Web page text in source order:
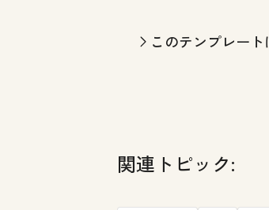
このテンプレー
関連トピック: